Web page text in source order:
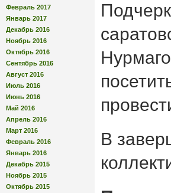
Февраль 2017
Январь 2017
Декабрь 2016
Ноябрь 2016
Октябрь 2016
Сентябрь 2016
Август 2016
Июль 2016
Июнь 2016
Май 2016
Апрель 2016
Март 2016
Февраль 2016
Январь 2016
Декабрь 2015
Ноябрь 2015
Октябрь 2015
В